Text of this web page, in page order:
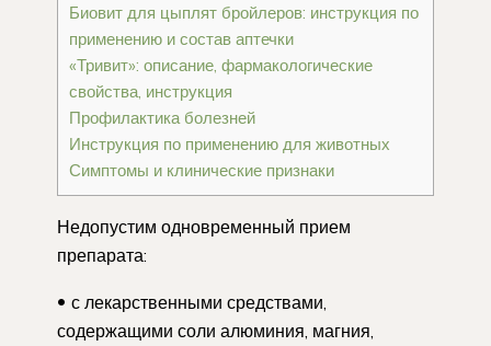
Биовит для цыплят бройлеров: инструкция по
применению и состав аптечки
«Тривит»: описание, фармакологические
свойства, инструкция
Профилактика болезней
Инструкция по применению для животных
Симптомы и клинические признаки
Недопустим одновременный прием
препарата:
с лекарственными средствами,
содержащими соли алюминия, магния,